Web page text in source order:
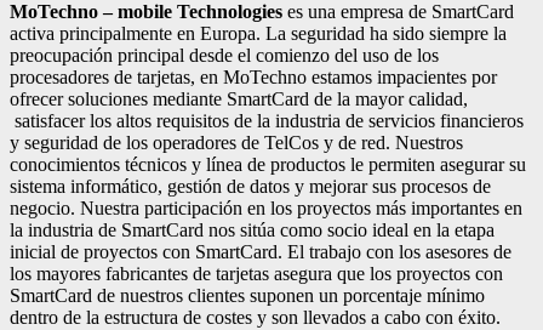
MoTechno – mobile Technologies es una empresa de SmartCard
activa principalmente en Europa. La seguridad ha sido siempre la
preocupación principal desde el comienzo del uso de los
procesadores de tarjetas, en MoTechno estamos impacientes por
ofrecer soluciones mediante SmartCard de la mayor calidad,
satisfacer los altos requisitos de la industria de servicios financieros
y seguridad de los operadores de TelCos y de red. Nuestros
conocimientos técnicos y línea de productos le permiten asegurar su
sistema informático, gestión de datos y mejorar sus procesos de
negocio. Nuestra participación en los proyectos más importantes en
la industria de SmartCard nos sitúa como socio ideal en la etapa
inicial de proyectos con SmartCard. El trabajo con los asesores de
los mayores fabricantes de tarjetas asegura que los proyectos con
SmartCard de nuestros clientes suponen un porcentaje mínimo
dentro de la estructura de costes y son llevados a cabo con éxito.